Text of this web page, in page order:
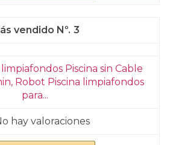
3
Piscina sin Cable
Robot Piscina limpiafondos
para...
hay valoraciones